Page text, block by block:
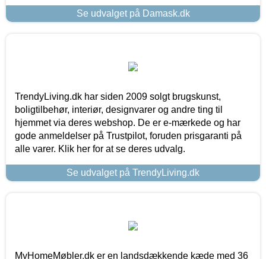
Se udvalget på Damask.dk
TrendyLiving.dk har siden 2009 solgt brugskunst,
boligtilbehør, interiør, designvarer og andre ting til
hjemmet via deres webshop. De er e-mærkede og har
gode anmeldelser på Trustpilot, foruden prisgaranti på
alle varer. Klik her for at se deres udvalg.
Se udvalget på TrendyLiving.dk
MyHomeMøbler.dk er en landsdækkende kæde med 36